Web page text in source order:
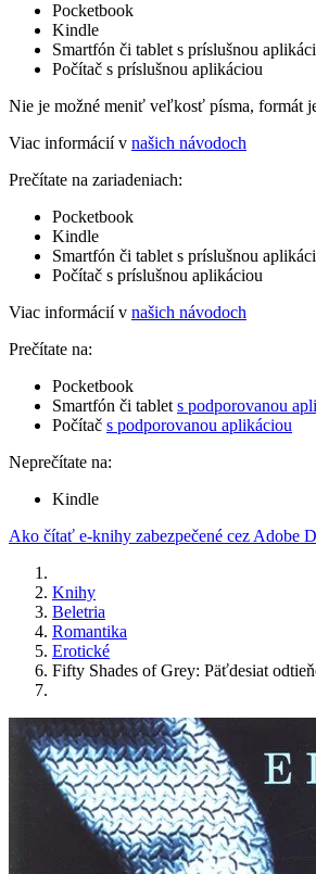
Pocketbook
Kindle
Smartfón či tablet s príslušnou
Počítač s príslušnou aplikáciou
Nie je možné meniť veľkosť písma, formát
Viac informácií v našich návodoch
Prečítate na zariadeniach:
Pocketbook
Kindle
Smartfón či tablet s príslušnou
Počítač s príslušnou aplikáciou
Viac informácií v našich návodoch
Prečítate na:
Pocketbook
Smartfón či tablet s podporovanou
Počítač s podporovanou aplikáciou
Neprečítate na:
Kindle
Ako čítať e-knihy zabezpečené cez Adobe
Knihy
Beletria
Romantika
Erotické
Fifty Shades of Grey: Päťdesiat